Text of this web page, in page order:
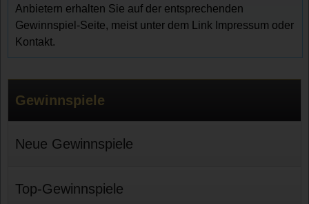
Anbietern erhalten Sie auf der entsprechenden
Gewinnspiel-Seite, meist unter dem Link Impressum oder
Kontakt.
Gewinnspiele
Neue Gewinnspiele
Top-Gewinnspiele